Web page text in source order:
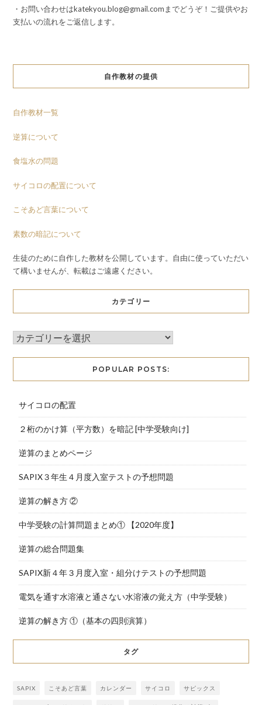
・お問い合わせはkatekyou.blog@gmail.comまでどうぞ！ご提供やお
支払いの流れをご返信します。
自作教材の提供
自作教材一覧
逆算について
食塩水の問題
サイコロの配置について
こそあど言葉について
素数の暗記について
生徒のために自作した教材を公開しています。自由に使っていただい
て構いませんが、転載はご遠慮ください。
カテゴリー
POPULAR POSTS:
サイコロの配置
２桁のかけ算（平方数）を暗記 [中学受験向け]
逆算のまとめページ
SAPIX３年生４月度入室テストの予想問題
逆算の解き方 ②
中学受験の計算問題まとめ① 【2020年度】
逆算の総合問題集
SAPIX新４年３月度入室・組分けテストの予想問題
電気を通す水溶液と通さない水溶液の覚え方（中学受験）
逆算の解き方 ①（基本の四則演算）
タグ
SAPIX こそあど言葉 カレンダー サイコロ サピックス